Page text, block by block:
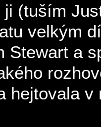
ji (tuším
velkým
Stewart a
hejtovala